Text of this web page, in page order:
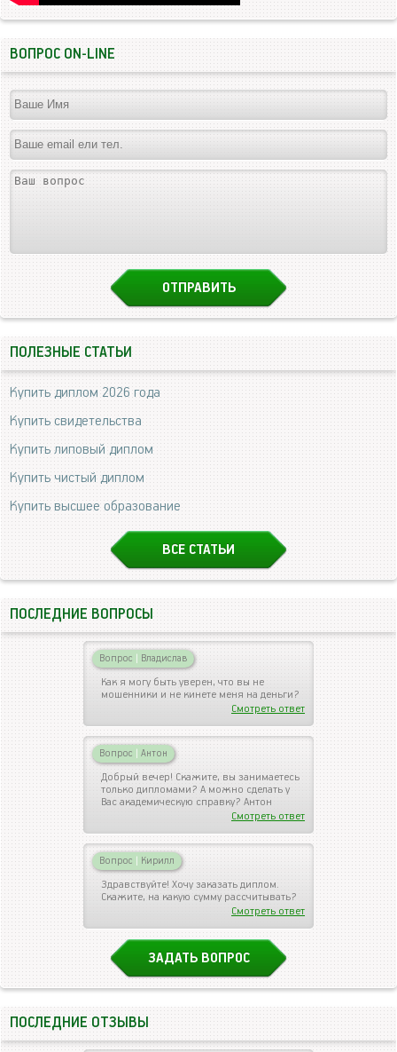
ВОПРОС ON-LINE
ПОЛЕЗНЫЕ СТАТЬИ
Купить диплом 2026 года
Купить свидетельства
Купить липовый диплом
Купить чистый диплом
Купить высшее образование
ВСЕ СТАТЬИ
ПОСЛЕДНИЕ ВОПРОСЫ
Вопрос | Владислав
Как я могу быть уверен, что вы не
мошенники и не кинете меня на деньги?
Смотреть ответ
Вопрос | Антон
Добрый вечер! Скажите, вы занимаетесь
только дипломами? А можно сделать у
Вас академическую справку? Антон
Смотреть ответ
Вопрос | Кирилл
Здравствуйте! Хочу заказать диплом.
Скажите, на какую сумму рассчитывать?
Смотреть ответ
ЗАДАТЬ ВОПРОС
ПОСЛЕДНИЕ ОТЗЫВЫ